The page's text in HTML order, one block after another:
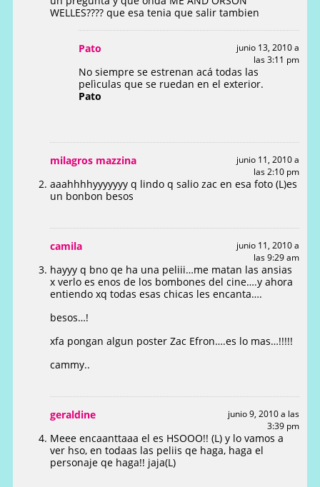
WELLES???? que esa tenia que salir tambien
Pato
junio 13, 2010 a
las 3:11 pm
No siempre se estrenan acá todas las
pelìculas que se ruedan en el exterior.
Pato
milagros mazzina
junio 11, 2010 a
las 2:10 pm
aaahhhhyyyyyyy q lindo q salio zac en esa foto (L)es
un bonbon besos
camila
junio 11, 2010 a
las 9:29 am
hayyy q bno qe ha una peliii…me matan las ansias
x verlo es enos de los bombones del cine….y ahora
entiendo xq todas esas chicas les encanta….
besos…!
xfa pongan algun poster Zac Efron….es lo mas…!!!!!
cammy..
geraldine
junio 9, 2010 a las
3:39 pm
Meee encaanttaaa el es HSOOO!! (L) y lo vamos a
ver hso, en todaas las peliis qe haga, haga el
personaje qe haga!! jaja(L)